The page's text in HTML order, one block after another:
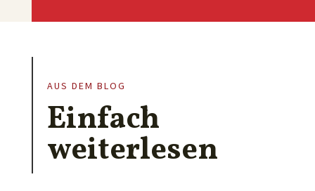
AUS DEM BLOG
Einfach
weiterlesen